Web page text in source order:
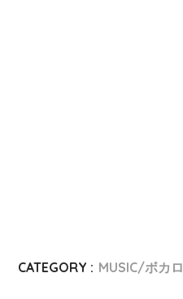
CATEGORY : MUSIC/ボカロ